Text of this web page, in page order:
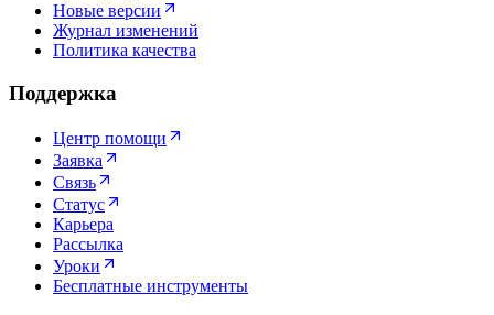
Новые версии
Журнал изменений
Политика качества
Поддержка
Центр помощи
Заявка
Связь
Статус
Карьера
Рассылка
Уроки
Бесплатные инструменты